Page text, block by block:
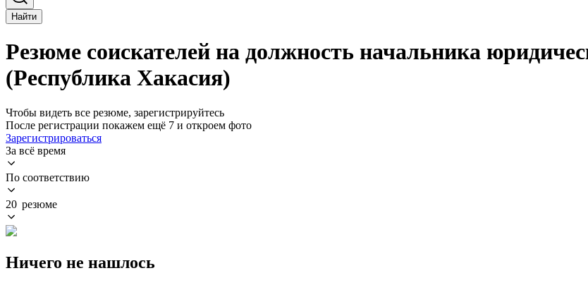
Найти
Резюме соискателей на должность начальника
(Республика Хакасия)
Чтобы видеть все резюме, зарегистрируйтесь
После регистрации покажем ещё 7 и откроем фото
Зарегистрироваться
За всё время
По соответствию
20 резюме
Ничего не нашлось